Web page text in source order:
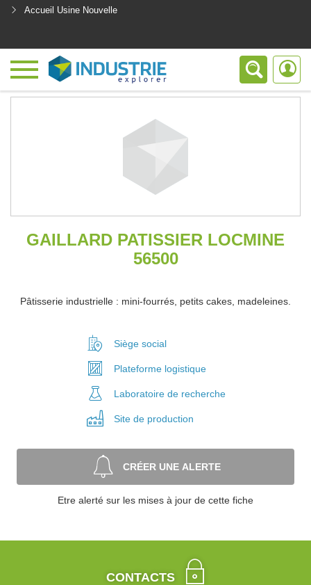
Accueil Usine Nouvelle
GAILLARD PATISSIER LOCMINE
56500
Pâtisserie industrielle : mini-fourrés, petits cakes, madeleines.
Siège social
Plateforme logistique
Laboratoire de recherche
Site de production
CRÉER UNE ALERTE
Etre alerté sur les mises à jour de cette fiche
CONTACTS